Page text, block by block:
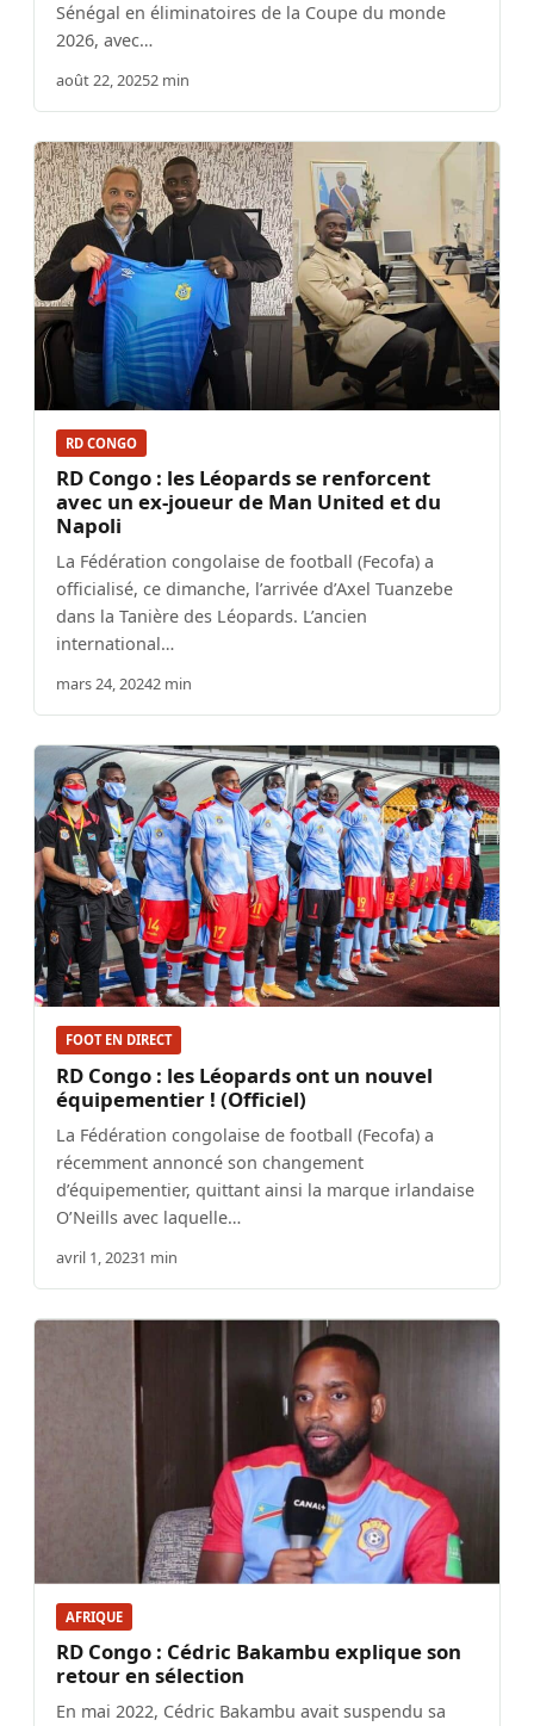
Sénégal en éliminatoires de la Coupe du monde
2026, avec…
août 22, 20252 min
RD CONGO
RD Congo : les Léopards se renforcent
avec un ex-joueur de Man United et du
Napoli
La Fédération congolaise de football (Fecofa) a
officialisé, ce dimanche, l’arrivée d’Axel Tuanzebe
dans la Tanière des Léopards. L’ancien
international…
mars 24, 20242 min
FOOT EN DIRECT
RD Congo : les Léopards ont un nouvel
équipementier ! (Officiel)
La Fédération congolaise de football (Fecofa) a
récemment annoncé son changement
d’équipementier, quittant ainsi la marque irlandaise
O’Neills avec laquelle…
avril 1, 20231 min
AFRIQUE
RD Congo : Cédric Bakambu explique son
retour en sélection
En mai 2022, Cédric Bakambu avait suspendu sa